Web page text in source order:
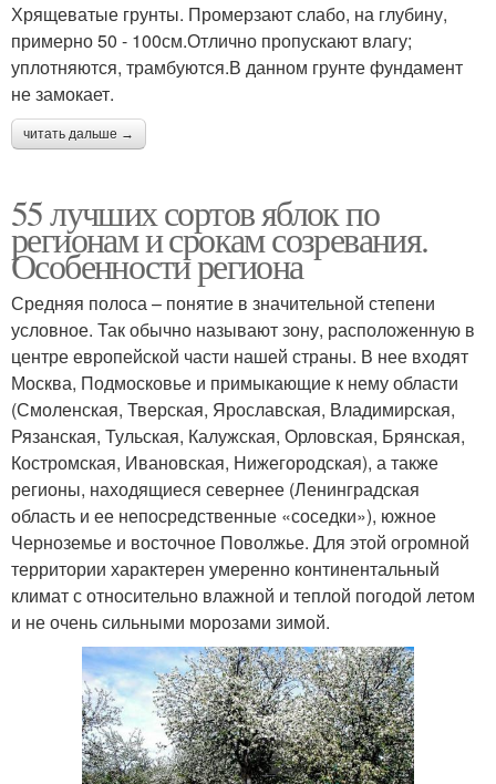
Хрящеватые грунты. Промерзают слабо, на глубину,
примерно 50 - 100см.Отлично пропускают влагу;
уплотняются, трамбуются.В данном грунте фундамент
не замокает.
читать дальше →
55 лучших сортов яблок по
регионам и срокам созревания.
Особенности региона
Средняя полоса – понятие в значительной степени
условное. Так обычно называют зону, расположенную в
центре европейской части нашей страны. В нее входят
Москва, Подмосковье и примыкающие к нему области
(Смоленская, Тверская, Ярославская, Владимирская,
Рязанская, Тульская, Калужская, Орловская, Брянская,
Костромская, Ивановская, Нижегородская), а также
регионы, находящиеся севернее (Ленинградская
область и ее непосредственные «соседки»), южное
Черноземье и восточное Поволжье. Для этой огромной
территории характерен умеренно континентальный
климат с относительно влажной и теплой погодой летом
и не очень сильными морозами зимой.